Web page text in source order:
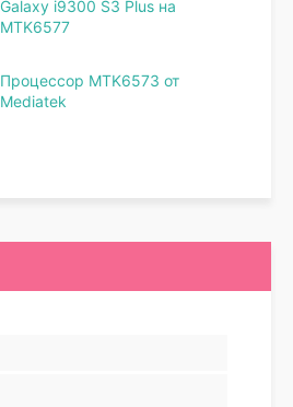
Galaxy i9300 S3 Plus на
MTK6577
Процессор MTK6573 от
Mediatek